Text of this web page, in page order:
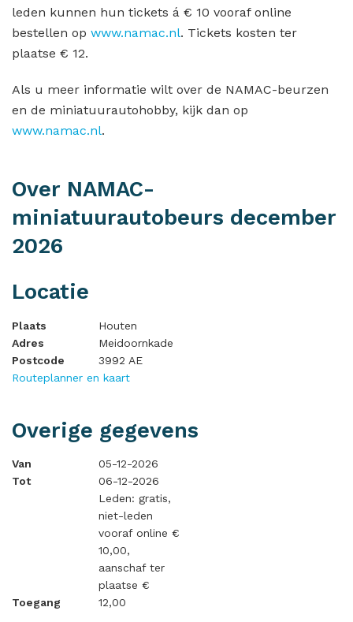
leden kunnen hun tickets á € 10 vooraf online
bestellen op www.namac.nl. Tickets kosten ter
plaatse € 12.
Als u meer informatie wilt over de NAMAC-beurzen
en de miniatuurautohobby, kijk dan op
www.namac.nl.
Over NAMAC-
miniatuurautobeurs december
2026
Locatie
Plaats
Houten
Adres
Meidoornkade
Postcode
3992 AE
Routeplanner en kaart
Overige gegevens
Van
05-12-2026
Tot
06-12-2026
Toegang
Leden: gratis,
niet-leden
vooraf online €
10,00,
aanschaf ter
plaatse €
12,00